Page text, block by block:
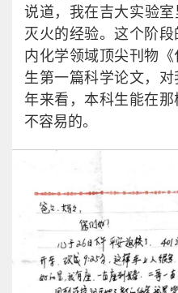
说道，我在吉大实验
灭火的经验。这个阶
内化学领域顶尖刊物
生第一篇科学论文，
年来看，本科生能在
不容易的。